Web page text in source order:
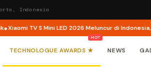
Indonesia
TV S Mini LED 2026 Meluncur di Indonesia, Kini
TECHNOLOGUE AWARDS ★ NEWS